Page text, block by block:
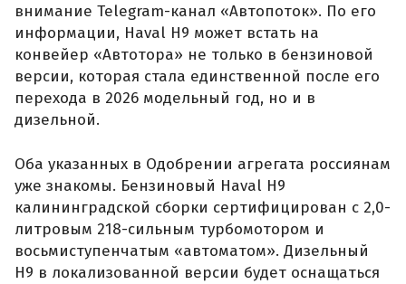
внимание Telegram-канал «Автопоток». По его
информации, Haval H9 может встать на
конвейер «Автотора» не только в бензиновой
версии, которая стала единственной после его
перехода в 2026 модельный год, но и в
дизельной.
Оба указанных в Одобрении агрегата россиянам
уже знакомы. Бензиновый Haval H9
калининградской сборки сертифицирован с 2,0-
литровым 218-сильным турбомотором и
восьмиступенчатым «автоматом». Дизельный
H9 в локализованной версии будет оснащаться